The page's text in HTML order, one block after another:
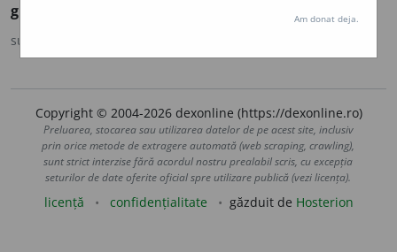
grai
sursa:
Copyright © 2004-2026 dexonline (https://dexonline.ro)
Preluarea, stocarea sau utilizarea datelor de pe acest site, inclusiv
prin orice metode de extragere automată (web scraping, crawling),
sunt strict interzise fără acordul nostru prealabil scris, cu excepția
seturilor de date oferite oficial spre utilizare publică (vezi licența).
licență confidențialitate găzduit de Hosterion
Am donat deja.